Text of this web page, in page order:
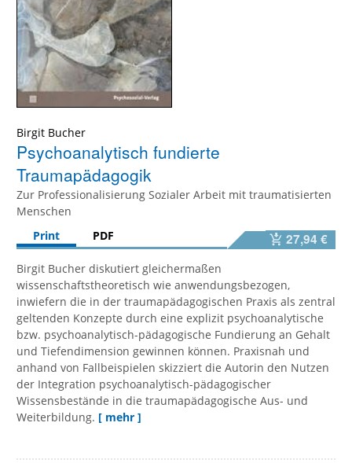
Birgit Bucher
Psychoanalytisch fundierte
Traumapädagogik
Zur Professionalisierung Sozialer Arbeit mit traumatisierten
Menschen
Print
PDF 27,94 €
Birgit Bucher diskutiert gleichermaßen
wissenschaftstheoretisch wie anwendungsbezogen,
inwiefern die in der traumapädagogischen Praxis als zentral
geltenden Konzepte durch eine explizit psychoanalytische
bzw. psychoanalytisch-pädagogische Fundierung an Gehalt
und Tiefendimension gewinnen können. Praxisnah und
anhand von Fallbeispielen skizziert die Autorin den Nutzen
der Integration psychoanalytisch-pädagogischer
Wissensbestände in die traumapädagogische Aus- und
Weiterbildung. [ mehr ]